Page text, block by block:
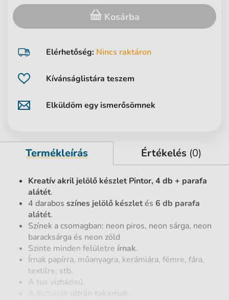
Kívánságlistára teszem
Elküldöm egy ismerősömnek
Elérhetőség: Nincs raktáron
Kosárba
Termékleírás Értékelés (0)
Kreatív akril jelölő készlet Pintor, 4 db + parafa
alátét.
4 darabos színes jelölő készletés 6 db parafa
alátét.
Színek a csomagban: neon piros, neon sárga, neon
baracksárga és neon zöld
Szinte minden felületre írnak.
Írnak papírra, műanyagra, kerámiára, fémre, fára,
textilre, stb.
A tus vízbázisú.